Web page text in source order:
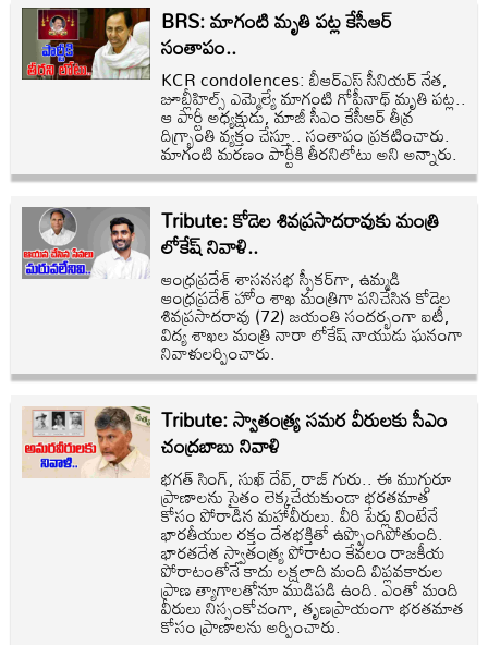
BRS: మాగంటి మృతి పట్ల కేసీఆర్
సంతాపం..
KCR condolences: బీఆర్ఎస్ సీనియర్ నేత,
జూబ్లీహిల్స్ ఎమ్మెల్యే మాగంటి గోపీనాథ్ మృతి పట్ల..
ఆ పార్టీ అధ్యక్షుడు, మాజీ సీఎం కేసీఆర్ తీవ్ర
దిగ్భ్రాంతి వ్యక్తం చేస్తూ.. సంతాపం ప్రకటించారు.
మాగంటి మరణం పార్టీకి తీరనిలోటు అని అన్నారు.
Tribute: కోడెల శివప్రసాదరావుకు మంత్రి
లోకేష్ నివాళి..
ఆంధ్రప్రదేశ్ శాసనసభ స్పీకర్‌గా, ఉమ్మడి
ఆంధ్రప్రదేశ్ హోం శాఖ మంత్రిగా పనిచేసిన కోడెల
శివప్రసాదరావు (72) జయంతి సందర్భంగా ఐటీ,
విద్య శాఖల మంత్రి నారా లోకేష్ నాయుడు ఘనంగా
నివాళులర్పించారు.
Tribute: స్వాతంత్ర్య సమర వీరులకు సీఎం
చంద్రబాబు నివాళి
భగత్ సింగ్, సుఖ్ దేవ్, రాజ్ గురు.. ఈ ముగ్గురూ
ప్రాణాలను సైతం లెక్కచేయకుండా భరతమాత
కోసం పోరాడిన మహావీరులు. వీరి పేర్లు వింటేనే
భారతీయుల రక్తం దేశభక్తితో ఉప్పొంగిపోతుంది.
భారతదేశ స్వాతంత్ర్య పోరాటం కేవలం రాజకీయ
పోరాటంతోనే కాదు లక్షలాది మంది విప్లవకారుల
ప్రాణ త్యాగాలతోనూ ముడిపడి ఉంది. ఎంతో మంది
వీరులు నిస్సంకోచంగా, తృణప్రాయంగా భరతమాత
కోసం ప్రాణాలను అర్పించారు.